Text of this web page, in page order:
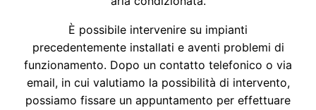
È possibile intervenire su impianti
precedentemente installati e aventi problemi di
funzionamento. Dopo un contatto telefonico o via
email, in cui valutiamo la possibilità di intervento,
possiamo fissare un appuntamento per effettuare